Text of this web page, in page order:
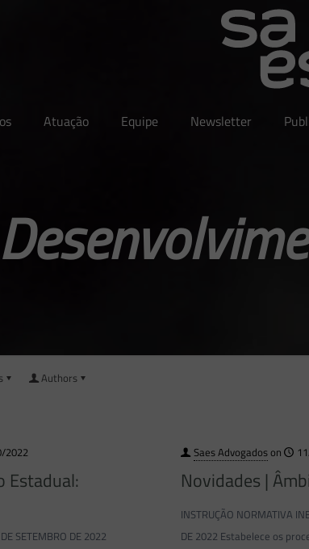
Atuação Equipe Newsletter
Authors
2022
Estadual:
SETEMBRO DE 2022
Saes Advogadoson
Novidades |
INSTRUÇÃO NORMATIVA
DE 2022 Estabelece os